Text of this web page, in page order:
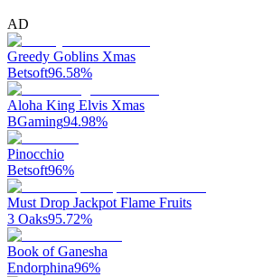
AD
Greedy Goblins Xmas
Betsoft96.58%
Aloha King Elvis Xmas
BGaming94.98%
Pinocchio
Betsoft96%
Must Drop Jackpot Flame Fruits
3 Oaks95.72%
Book of Ganesha
Endorphina96%